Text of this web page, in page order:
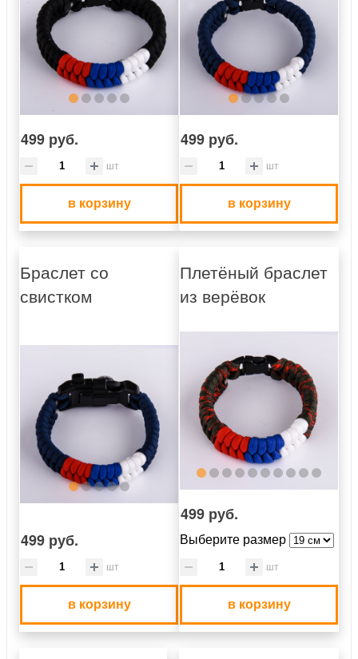
499 руб.
шт
в корзину
499 руб.
шт
в корзину
Браслет со
свистком
499 руб.
шт
в корзину
Плетёный браслет
из верёвок
499 руб.
Выберите размер
шт
в корзину